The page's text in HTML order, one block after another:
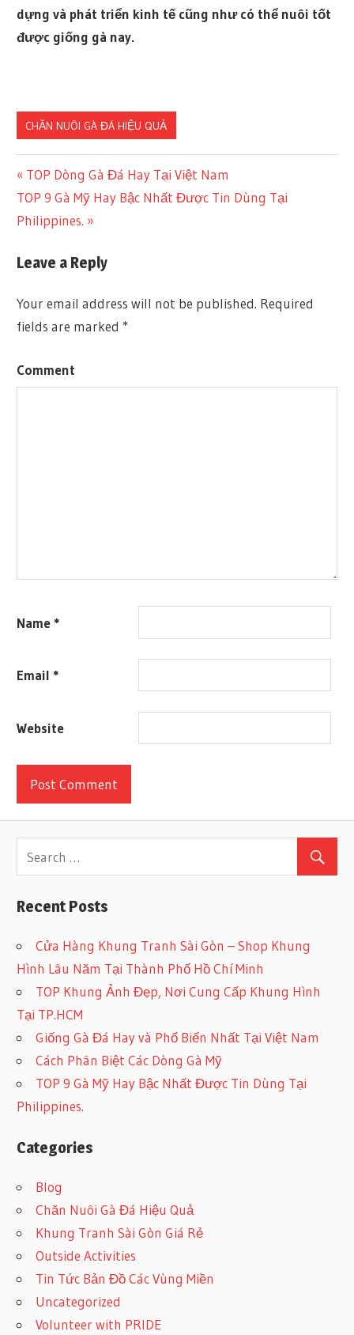
dựng và phát triển kinh tế cũng như có thể nuôi tốt
được giống gà nay.
CHĂN NUÔI GÀ ĐÁ HIỆU QUẢ
Post
navigation
Previous
Post:
TOP Dòng Gà Đá Hay Tại Việt Nam
Next
Post:
TOP 9 Gà Mỹ Hay Bậc Nhất Được Tin Dùng Tại
Philippines.
Leave a Reply
Your email address will not be published. Required
fields are marked*
Comment
Name *
Email *
Website
Recent Posts
Cửa Hàng Khung Tranh Sài Gòn – Shop Khung
Hình Lâu Năm Tại Thành Phố Hồ Chí Minh
TOP Khung Ảnh Đẹp, Nơi Cung Cấp Khung Hình
Tại TP.HCM
Giống Gà Đá Hay và Phổ Biến Nhất Tại Việt Nam
Cách Phân Biệt Các Dòng Gà Mỹ
TOP 9 Gà Mỹ Hay Bậc Nhất Được Tin Dùng Tại
Philippines.
Categories
Blog
Chăn Nuôi Gà Đá Hiệu Quả
Khung Tranh Sài Gòn Giá Rẻ
Outside Activities
Tin Tức Bản Đồ Các Vùng Miền
Uncategorized
Volunteer with PRIDE